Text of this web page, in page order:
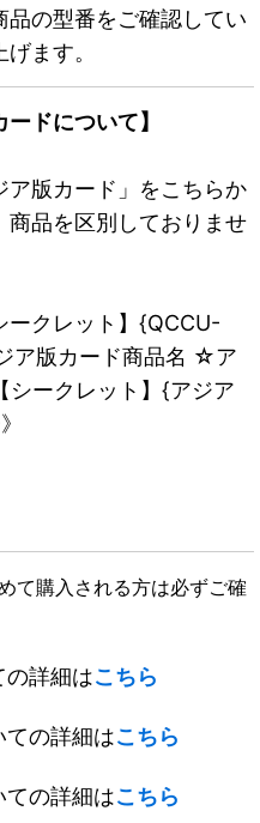
品の型番をご確認してい
ます。
ドについて】
ア版カード」をこちらか
商品を区別しておりませ
ークレット】{QCCU-
ア版カード商品名 ☆ア
ークレット】{アジア
て購入される方は必ずご確
詳細はこちら
の詳細はこちら
の詳細はこちら